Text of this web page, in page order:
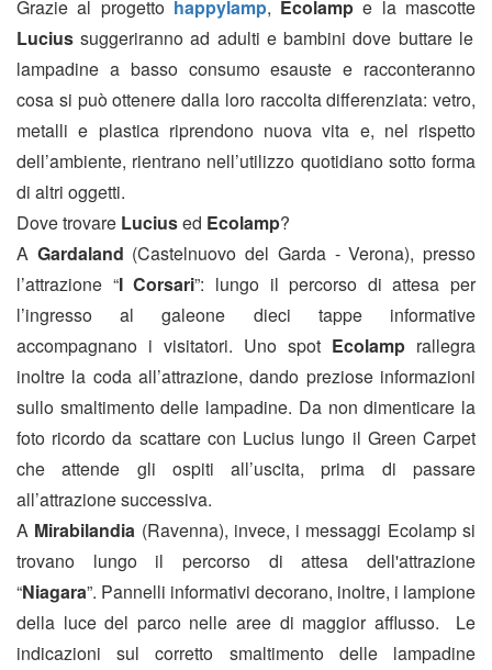
Grazie al progetto happylamp, Ecolamp e la mascotte
Lucius suggeriranno ad adulti e bambini dove buttare le
lampadine a basso consumo esauste e racconteranno
cosa si può ottenere dalla loro raccolta differenziata: vetro,
metalli e plastica riprendono nuova vita e, nel rispetto
dell’ambiente, rientrano nell’utilizzo quotidiano sotto forma
di altri oggetti.
Dove trovare Luciused Ecolamp?
A Gardaland (Castelnuovo del Garda - Verona), presso
l’attrazione “I Corsari”: lungo il percorso di attesa per
l’ingresso al galeone dieci tappe informative
accompagnano i visitatori. Uno spot Ecolamp rallegra
inoltre la coda all’attrazione, dando preziose informazioni
sullo smaltimento delle lampadine. Da non dimenticare la
foto ricordo da scattare con Lucius lungo il Green Carpet
che attende gli ospiti all’uscita, prima di passare
all’attrazione successiva.
A Mirabilandia (Ravenna), invece, i messaggi Ecolamp si
trovano lungo il percorso di attesa dell'attrazione
“Niagara”. Pannelli informativi decorano, inoltre, i lampione
della luce del parco nelle aree di maggior afflusso. Le
indicazioni sul corretto smaltimento delle lampadine